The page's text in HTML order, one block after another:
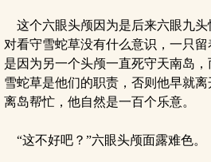
这个六眼头颅因为是后来六眼九头
对看守雪蛇草没有什么意识，一只
是因为另一个头颅一直死守天南岛
雪蛇草是他们的职责，否则他早就
离岛帮忙，他自然是一百个乐意。
“这不好吧？”六眼头颅面露难色。